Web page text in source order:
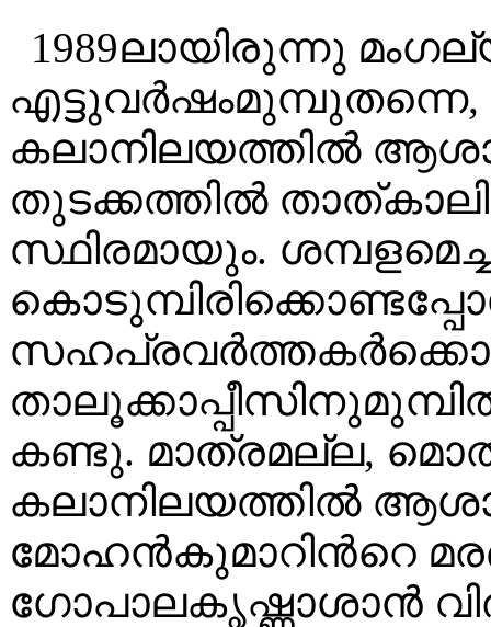
1989ലായിരുന്നു
എട്ടുവർഷംമുമ്പുതന്നെ,
കലാനിലയത്തിൽ
തുടക്കത്തിൽ
സ്ഥിരമായും.
കണ്ടു. മാത്രമല്ല,
കലാനിലയത്തിൽ
മോഹൻകുമാറിൻറെ
ഗോപാലകൃഷ്ണാശാൻ